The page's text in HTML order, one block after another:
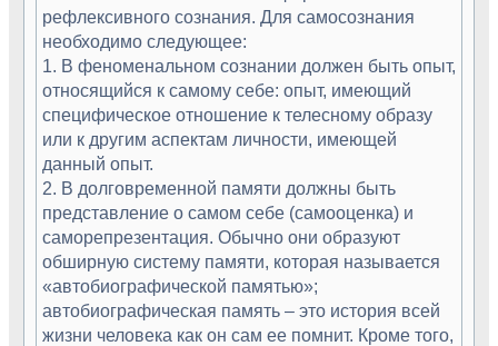
рефлексивного сознания. Для самосознания
необходимо следующее:
1. В феноменальном сознании должен быть опыт,
относящийся к самому себе: опыт, имеющий
специфическое отношение к телесному образу
или к другим аспектам личности, имеющей
данный опыт.
2. В долговременной памяти должны быть
представление о самом себе (самооценка) и
саморепрезентация. Обычно они образуют
обширную систему памяти, которая называется
«автобиографической памятью»;
автобиографическая память – это история всей
жизни человека как он сам ее помнит. Кроме того,